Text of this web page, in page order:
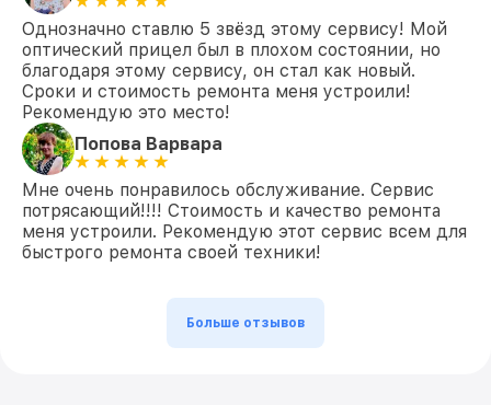
Однозначно ставлю 5 звёзд этому сервису! Мой
оптический прицел был в плохом состоянии, но
благодаря этому сервису, он стал как новый.
Сроки и стоимость ремонта меня устроили!
Рекомендую это место!
Попова Варвара
Мне очень понравилось обслуживание. Сервис
потрясающий!!!! Стоимость и качество ремонта
меня устроили. Рекомендую этот сервис всем для
быстрого ремонта своей техники!
Больше отзывов